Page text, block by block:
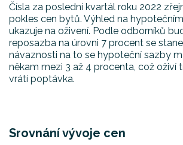
Čísla za poslední kvartál roku 2022
pokles cen bytů. Výhled na
ukazuje na oživení. Podle odborníků
reposazba na úrovni 7 procent se
návaznosti na to se hypoteční sazby
někam mezi 3 až 4 procenta, což oživí
vrátí poptávka.
Srovnání vývoje cen